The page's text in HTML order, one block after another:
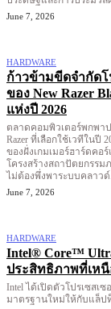
June 7, 2026
HARDWARE
ก้าวข้ามขีดจำกัดโ
ของ New Razer
แห่งปี 2026
ตลาดคอมพิวเตอร์พกพา
Razer ที่เลือกใช้เวทีใน
ของฝั่งเกมเมอร์ฮาร์ดคอ
โครงสร้างสถาปัตยกรร
ไม่ต้องพึ่งพาระบบคลาวด์...
June 7, 2026
HARDWARE
Intel® Core™
ประสิทธิภาพที่เห
Intel ได้เปิดตัวโปรเซสเ
มาตรฐานใหม่ให้กับแล็ป